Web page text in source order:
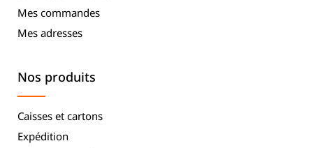
Mes commandes
Mes adresses
Nos produits
Caisses et cartons
Expédition